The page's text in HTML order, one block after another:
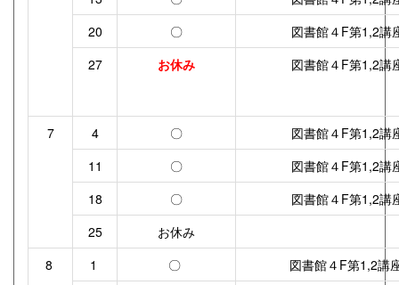
20
〇
図書館４F第1,2講
27
お休み 図書館４F第1,2講
7 4 〇
図書館４F第1,2講
11
〇
図書館４F第1,2講
18
〇
図書館４F第1,2講
25
お休み
8
1 〇
図書館４F第1,2講